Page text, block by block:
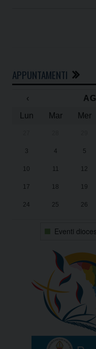
APPUNTAMENTI
‹
Lun
Mar Mer
3 4 5
10 11 12
17 18 19
24 25 26
Eventi